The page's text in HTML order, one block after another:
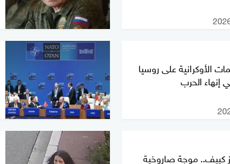
الأوكرانية على روسيا
الحرب
كييف.. موجة صاروخية